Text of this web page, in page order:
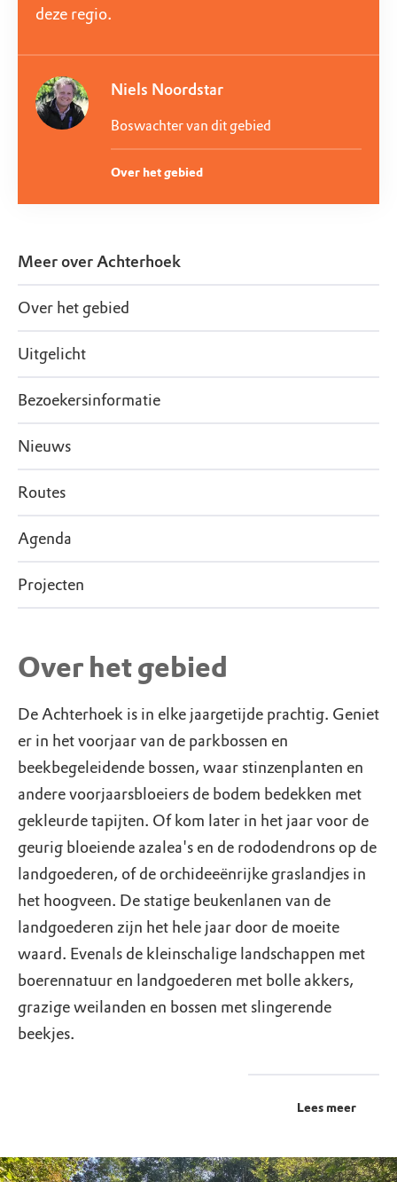
deze regio.
Niels Noordstar
Boswachter van dit gebied
Over het gebied
Meer overAchterhoek
Over het gebied
Uitgelicht
Bezoekersinformatie
Nieuws
Routes
Agenda
Projecten
Over het gebied
De Achterhoek is in elke jaargetijde prachtig. Geniet
er in het voorjaar van de parkbossen en
beekbegeleidende bossen, waar stinzenplanten en
andere voorjaarsbloeiers de bodem bedekken met
gekleurde tapijten. Of kom later in het jaar voor de
geurig bloeiende azalea's en de rododendrons op de
landgoederen, of de orchideeënrijke graslandjes in
het hoogveen. De statige beukenlanen van de
landgoederen zijn het hele jaar door de moeite
waard. Evenals de kleinschalige landschappen met
boerennatuur en landgoederen met bolle akkers,
grazige weilanden en bossen met slingerende
beekjes.
Lees meer